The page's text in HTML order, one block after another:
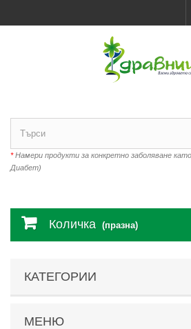
*Намери продукти за конкретно заболяване
Диабет)
Количка (празна)
КАТЕГОРИИ
МЕНЮ